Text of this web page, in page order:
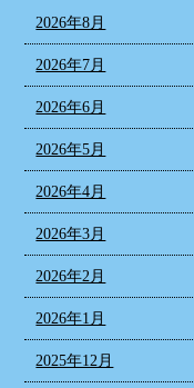
2026年8月
2026年7月
2026年6月
2026年5月
2026年4月
2026年3月
2026年2月
2026年1月
2025年12月